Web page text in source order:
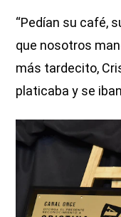
“Pedían su café,
que nosotros
más tardecito,
platicaba y se